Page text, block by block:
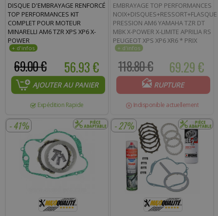
DISQUE D'EMBRAYAGE RENFORCÉ
TOP PERFORMANCES KIT
COMPLET POUR MOTEUR
MINARELLI AM6 TZR XPS XP6 X-
POWER
56.93 €
69.00 €
AJOUTER AU PANIER
Expédition Rapide
EMBRAYAGE TOP PERFORMANCES
NOIX+DISQUES+RESSORT+FLASQUE
PRESSION AM6 YAMAHA TZR DT
MBK X-POWER X-LIMITE APRILIA RS
PEUGEOT XPS XP6 XR6 * PRIX
SPÉCIAL !
69.29 €
118.80 €
RUPTURE
Indisponible actuellement
- 41% - 27%